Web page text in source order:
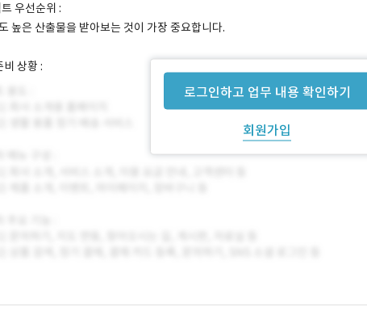
로그인하고 업무 내용 확인하기
회원가입
우선순위 :
높은 산출물을 받아보는 것이 가장 중요합니다.
비 상황 :